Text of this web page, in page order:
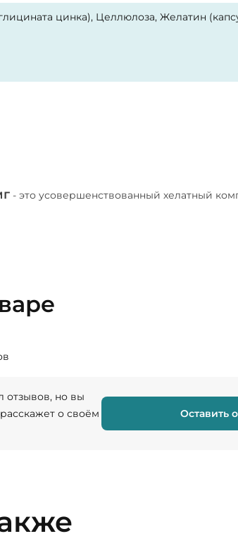
цинка), Целлюлоза, Желатин
- это усовершенствованный хелатный
отзывов, но вы
о своём
Оставить